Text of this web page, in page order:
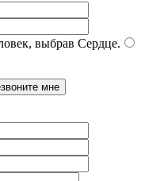
выбрав Сердце.